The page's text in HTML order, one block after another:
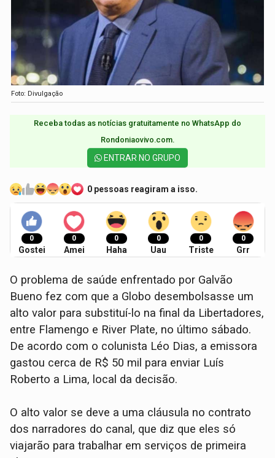
Foto: Divulgação
Receba todas as notícias gratuitamente no WhatsApp do
Rondoniaovivo.com.​
ENTRAR NO GRUPO
0 pessoas reagiram a isso.
0
Gostei
0
Amei
0
Haha
0
Uau
0
Triste
0
Grr
O problema de saúde enfrentado por Galvão
Bueno fez com que a Globo desembolsasse um
alto valor para substituí-lo na final da Libertadores,
entre Flamengo e River Plate, no último sábado.
De acordo com o colunista Léo Dias, a emissora
gastou cerca de R$ 50 mil para enviar Luís
Roberto a Lima, local da decisão.
O alto valor se deve a uma cláusula no contrato
dos narradores do canal, que diz que eles só
viajarão para trabalhar em serviços de primeira